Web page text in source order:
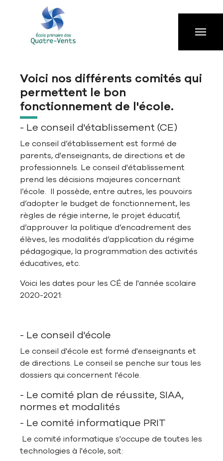
Aller à la navigation principale
Aller au contenu principal
Passer au pied de page
Voici nos différents comités qui
permettent le bon
fonctionnement de l'école.
- Le conseil d'établissement (CE)
Le conseil d’établissement est formé de
parents, d'enseignants, de directions et de
professionnels. Le conseil d'établissement
prend les décisions majeures concernant
l’école. Il possède, entre autres, les pouvoirs
d’adopter le budget de fonctionnement, les
règles de régie interne, le projet éducatif,
d’approuver la politique d’encadrement des
élèves, les modalités d’application du régime
pédagogique, la programmation des activités
éducatives, etc.
Voici les dates pour les CÉ de l'année scolaire
2020-2021:
- Le conseil d'école
Le conseil d'école est formé d'enseignants et
de directions. Le conseil se penche sur tous les
dossiers qui concernent l'école.
- Le comité plan de réussite, SIAA,
normes et modalités
- Le comité informatique PRIT
Le comité informatique s'occupe de toutes les
technologies à l'école, soit: